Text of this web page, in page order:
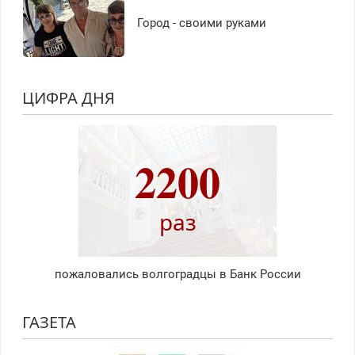
Город - своими руками
ЦИФРА ДНЯ
2200
раз
пожаловались волгоградцы в Банк России
ГАЗЕТА